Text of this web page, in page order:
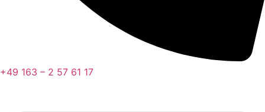
+49 163 – 2 57 61 17